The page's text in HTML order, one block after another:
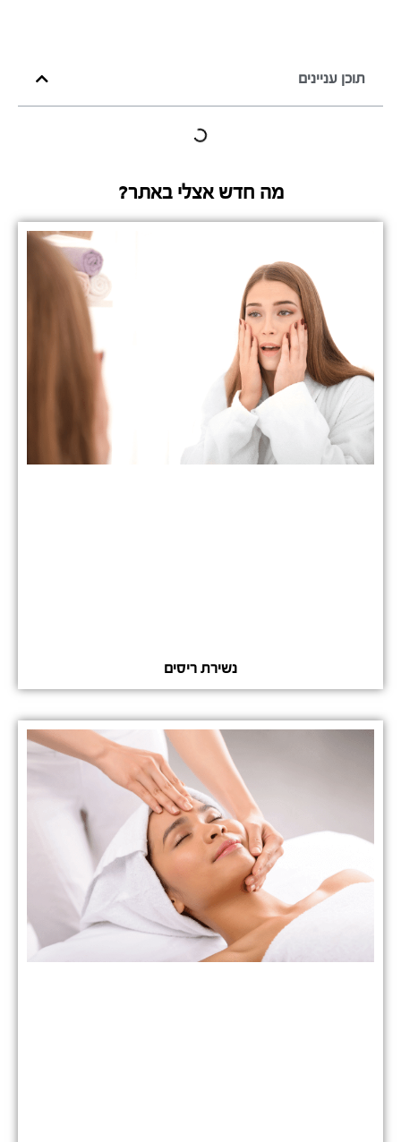
תוכן עניינים
מה חדש אצלי באתר?
נשירת ריסים